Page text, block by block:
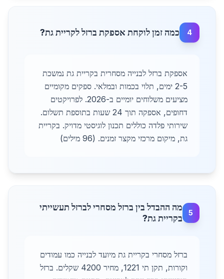
4 כמה זמן לוקחת אספקת ברזל לקריית גת?
אספקת ברזל לבנייה מסחרית בקריית גת נמשכת
2-5 ימים, תלוי בכמות ובמלאי. ספקים מקומיים
מציעים משלוחים יומיים ב-2026. לפרויקטים
דחופים, אספקה תוך 24 שעות בתוספת תשלום.
שירותי פלדה כוללים תכנון לוגיסטי מדויק. בקריית
גת, מיקום מרכזי מקצר זמנים. (96 מילים)
5
מה ההבדל בין ברזל מסחרי לברזל תעשייתי
בקריית גת?
ברזל מסחרי בקריית גת מיועד לבנייה כמו עמודים
וקורות, תקן תי 1221, מחיר 4200 שקלים. ברזל